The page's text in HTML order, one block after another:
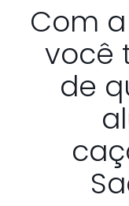
Com
você
de